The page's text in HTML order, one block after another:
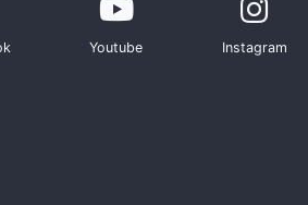
Youtube Instagram